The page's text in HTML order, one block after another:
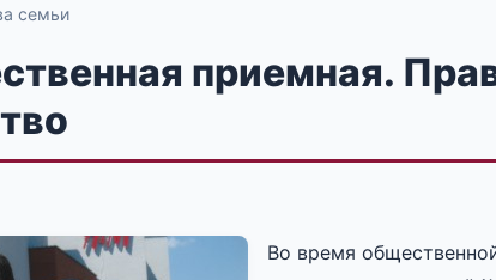
семьи
приемная.
Во время